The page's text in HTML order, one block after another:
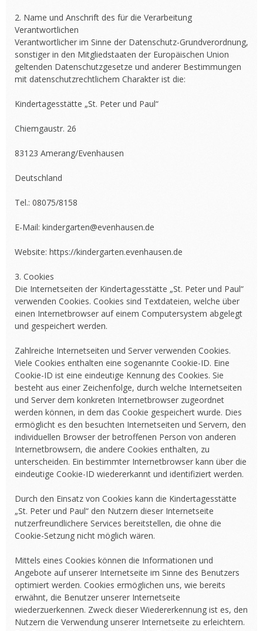
2. Name und Anschrift des für die Verarbeitung
Verantwortlichen
Verantwortlicher im Sinne der Datenschutz-Grundverordnung,
sonstiger in den Mitgliedstaaten der Europäischen Union
geltenden Datenschutzgesetze und anderer Bestimmungen
mit datenschutzrechtlichem Charakter ist die:
Kindertagesstätte „St. Peter und Paul“
Chiemgaustr. 26
83123 Amerang/Evenhausen
Deutschland
Tel.: 08075/8158
E-Mail: kindergarten@evenhausen.de
Website: https://kindergarten.evenhausen.de
3. Cookies
Die Internetseiten der Kindertagesstätte „St. Peter und Paul“
verwenden Cookies. Cookies sind Textdateien, welche über
einen Internetbrowser auf einem Computersystem abgelegt
und gespeichert werden.
Zahlreiche Internetseiten und Server verwenden Cookies.
Viele Cookies enthalten eine sogenannte Cookie-ID. Eine
Cookie-ID ist eine eindeutige Kennung des Cookies. Sie
besteht aus einer Zeichenfolge, durch welche Internetseiten
und Server dem konkreten Internetbrowser zugeordnet
werden können, in dem das Cookie gespeichert wurde. Dies
ermöglicht es den besuchten Internetseiten und Servern, den
individuellen Browser der betroffenen Person von anderen
Internetbrowsern, die andere Cookies enthalten, zu
unterscheiden. Ein bestimmter Internetbrowser kann über die
eindeutige Cookie-ID wiedererkannt und identifiziert werden.
Durch den Einsatz von Cookies kann die Kindertagesstätte
„St. Peter und Paul“ den Nutzern dieser Internetseite
nutzerfreundlichere Services bereitstellen, die ohne die
Cookie-Setzung nicht möglich wären.
Mittels eines Cookies können die Informationen und
Angebote auf unserer Internetseite im Sinne des Benutzers
optimiert werden. Cookies ermöglichen uns, wie bereits
erwähnt, die Benutzer unserer Internetseite
wiederzuerkennen. Zweck dieser Wiedererkennung ist es, den
Nutzern die Verwendung unserer Internetseite zu erleichtern.